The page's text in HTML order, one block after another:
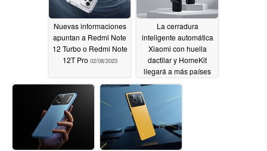
Nuevas informaciones
apuntan a Redmi Note
12 Turbo o Redmi Note
12T Pro 02/08/2023
La cerradura
inteligente automática
Xiaomi con huella
dactilar y HomeKit
llegará a más países
02/07/2023